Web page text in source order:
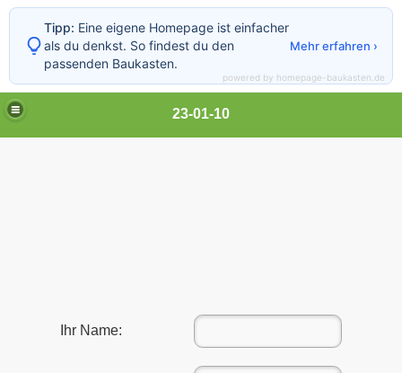
23-01-10
Ihr Name:
Tipp: Eine eigene Homepage ist einfacher
als du denkst. So findest du den
passenden Baukasten.
Mehr erfahren ›
powered by homepage-baukasten.de